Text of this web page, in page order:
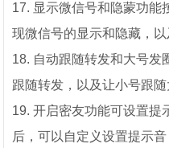
17. 显示微信号和隐蒙功能
现微信号的显示和隐藏，以
18. 自动跟随转发和大号发
跟随转发，以及让小号跟随
19. 开启密友功能可设置提
后，可以自定义设置提示